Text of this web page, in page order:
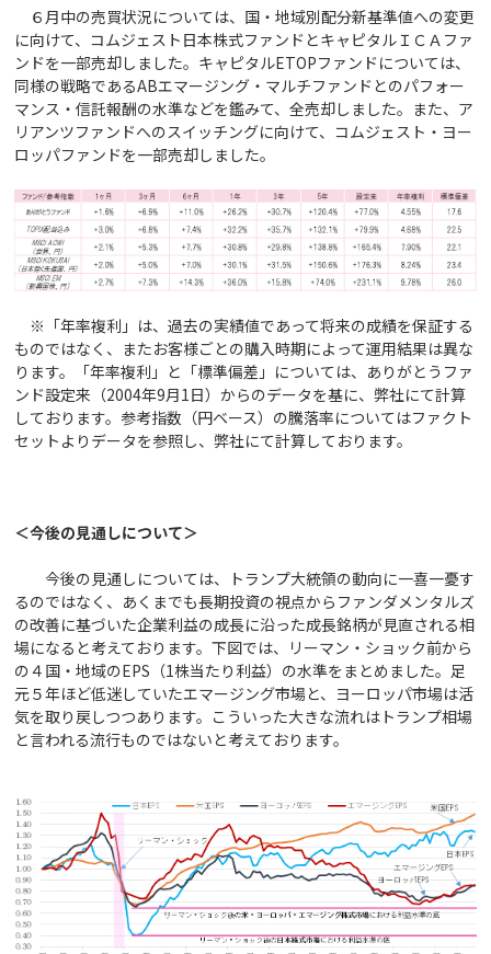
６月中の売買状況については、国・地域別配分新基準値への変更
に向けて、コムジェスト日本株式ファンドとキャピタルＩＣＡファ
ンドを一部売却しました。キャピタルETOPファンドについては、
同様の戦略であるABエマージング・マルチファンドとのパフォー
マンス・信託報酬の水準などを鑑みて、全売却しました。また、ア
リアンツファンドへのスイッチングに向けて、コムジェスト・ヨー
ロッパファンドを一部売却しました。
※「年率複利」は、過去の実績値であって将来の成績を保証する
ものではなく、またお客様ごとの購入時期によって運用結果は異な
ります。「年率複利」と「標準偏差」については、ありがとうファ
ンド設定来（2004年9月1日）からのデータを基に、弊社にて計算
しております。参考指数（円ベース）の騰落率についてはファクト
セットよりデータを参照し、弊社にて計算しております。
＜今後の見通しについて＞
今後の見通しについては、トランプ大統領の動向に一喜一憂す
るのではなく、あくまでも長期投資の視点からファンダメンタルズ
の改善に基づいた企業利益の成長に沿った成長銘柄が見直される相
場になると考えております。下図では、リーマン・ショック前から
の４国・地域のEPS（1株当たり利益）の水準をまとめました。足
元５年ほど低迷していたエマージング市場と、ヨーロッパ市場は活
気を取り戻しつつあります。こういった大きな流れはトランプ相場
と言われる流行ものではないと考えております。